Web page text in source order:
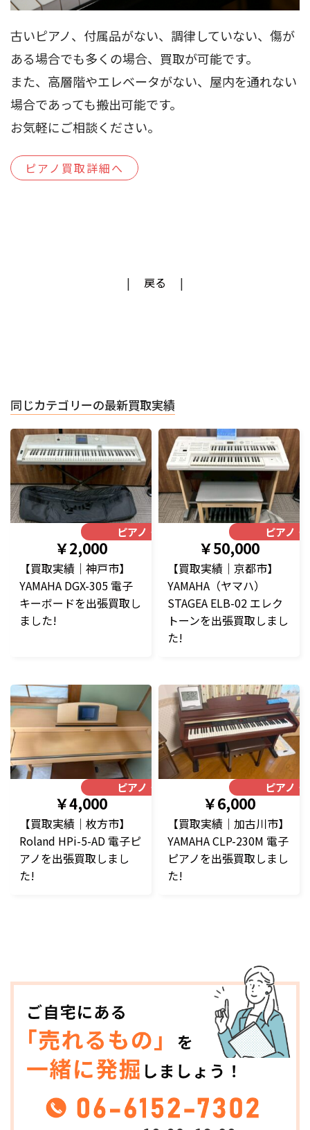
古いピアノ、付属品がない、調律していない、傷が
ある場合でも多くの場合、買取が可能です。
また、高層階やエレベータがない、屋内を通れない
場合であっても搬出可能です。
お気軽にご相談ください。
ピアノ買取詳細へ
戻る
同じカテゴリーの最新買取実績
ピアノ・楽器
￥2,000
【買取実績｜神戸市】
YAMAHA DGX-305 電子
キーボードを出張買取し
ました!
ピアノ・
￥50,000
【買取実績｜京都市】
YAMAHA（ヤマハ）
STAGEA ELB-02 エレク
トーンを出張買取しまし
た!
ピアノ・楽器
￥4,000
【買取実績｜枚方市】
Roland HPi-5-AD 電子ピ
アノを出張買取しまし
た!
ピアノ・
￥6,000
【買取実績｜加古川市】
YAMAHA CLP-230M 電子
ピアノを出張買取しまし
た!